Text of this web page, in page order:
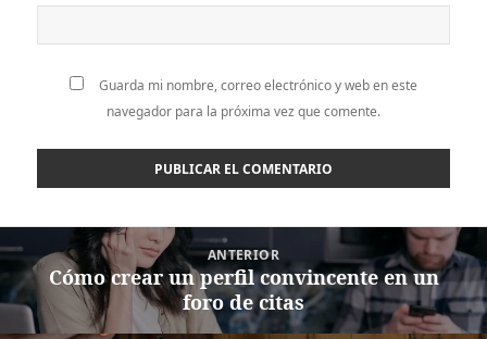
Guarda mi nombre, correo electrónico y web en este
navegador para la próxima vez que comente.
Navegación
entradas
ANTERIOR
Entrada
anterior:
Cómo crear un perfil convincente en un
foro de citas